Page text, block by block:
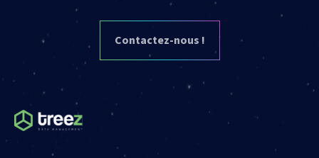
Contactez-nous !